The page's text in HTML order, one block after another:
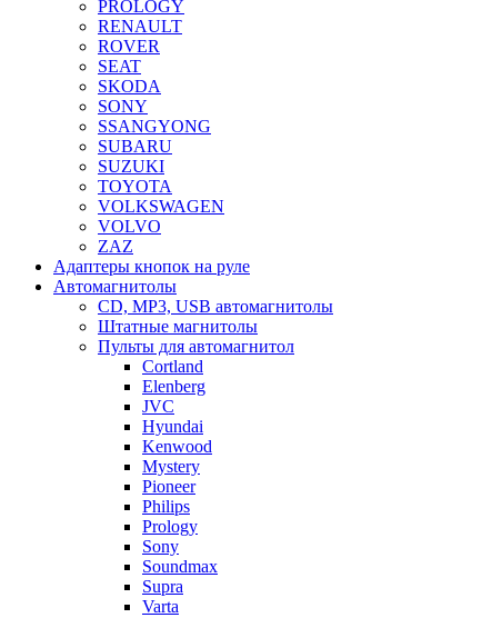
PROLOGY
RENAULT
ROVER
SEAT
SKODA
SONY
SSANGYONG
SUBARU
SUZUKI
TOYOTA
VOLKSWAGEN
VOLVO
ZAZ
Адаптеры кнопок на руле
Автомагнитолы
CD, MP3, USB автомагнитолы
Штатные магнитолы
Пульты для автомагнитол
Cortland
Elenberg
JVC
Hyundai
Kenwood
Mystery
Pioneer
Philips
Prology
Sony
Soundmax
Supra
Varta